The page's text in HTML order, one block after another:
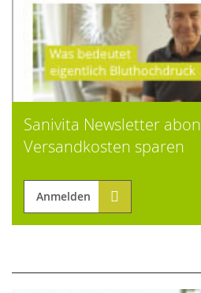
Sanivita Newsletter
Versandkosten sparen
Anmelden